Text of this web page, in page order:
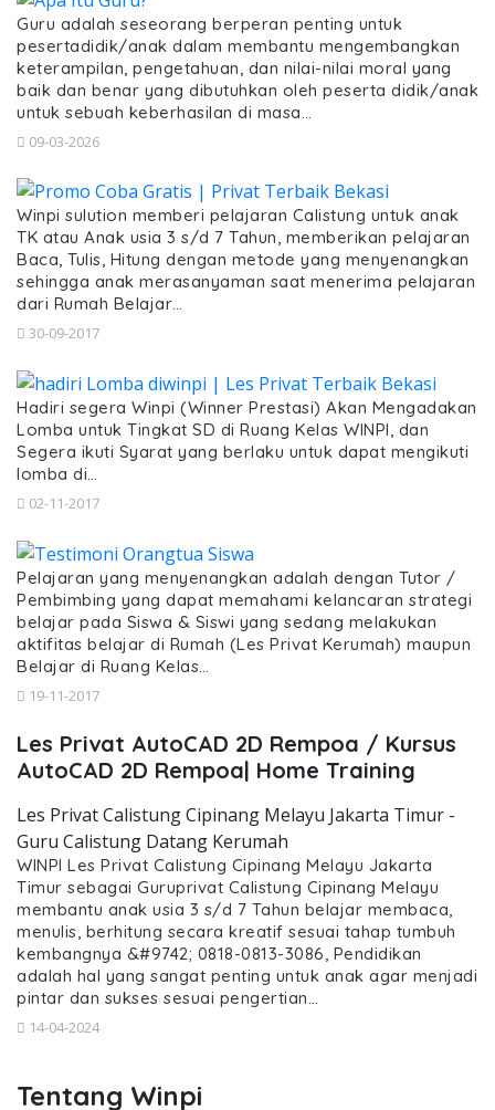
Guru adalah seseorang berperan penting untuk
pesertadidik/anak dalam membantu mengembangkan
keterampilan, pengetahuan, dan nilai-nilai moral yang
baik dan benar yang dibutuhkan oleh peserta didik/anak
untuk sebuah keberhasilan di masa…
09-03-2026
Winpi sulution memberi pelajaran Calistung untuk anak
TK atau Anak usia 3 s/d 7 Tahun, memberikan pelajaran
Baca, Tulis, Hitung dengan metode yang menyenangkan
sehingga anak merasanyaman saat menerima pelajaran
dari Rumah Belajar…
30-09-2017
Hadiri segera Winpi (Winner Prestasi) Akan Mengadakan
Lomba untuk Tingkat SD di Ruang Kelas WINPI, dan
Segera ikuti Syarat yang berlaku untuk dapat mengikuti
lomba di…
02-11-2017
Pelajaran yang menyenangkan adalah dengan Tutor /
Pembimbing yang dapat memahami kelancaran strategi
belajar pada Siswa & Siswi yang sedang melakukan
aktifitas belajar di Rumah (Les Privat Kerumah) maupun
Belajar di Ruang Kelas…
19-11-2017
Les Privat AutoCAD 2D Rempoa / Kursus
AutoCAD 2D Rempoa| Home Training
Les Privat Calistung Cipinang Melayu Jakarta Timur -
Guru Calistung Datang Kerumah
WINPI Les Privat Calistung Cipinang Melayu Jakarta
Timur sebagai Guruprivat Calistung Cipinang Melayu
membantu anak usia 3 s/d 7 Tahun belajar membaca,
menulis, berhitung secara kreatif sesuai tahap tumbuh
kembangnya &#9742; 0818-0813-3086, Pendidikan
adalah hal yang sangat penting untuk anak agar menjadi
pintar dan sukses sesuai pengertian…
14-04-2024
Tentang Winpi